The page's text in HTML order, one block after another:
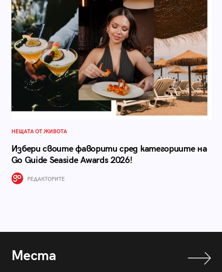
НЕЩАТА ОТ ЖИВОТА
Избери своите фаворити сред категориите на
Go Guide Seaside Awards 2026!
РЕДАКТОРИТЕ
Места